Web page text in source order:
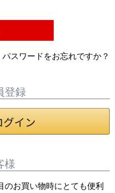
パスワードをお忘れですか？
登録
様
お買い物時にとても便利